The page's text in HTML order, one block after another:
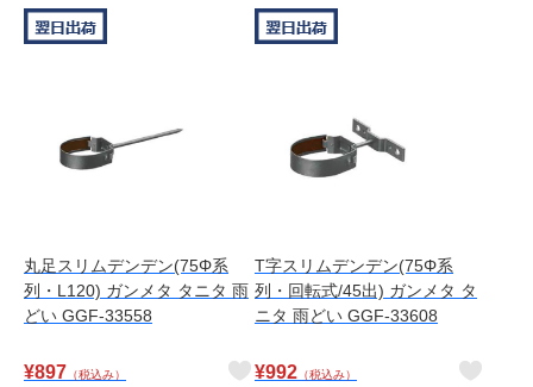
丸足スリムデンデン(75Φ系
列・L120) ガンメタ タニタ 雨
どい GGF-33558
¥897 （税込み）
T字スリムデンデン(75Φ系
列・回転式/45出) ガンメタ タ
ニタ 雨どい GGF-33608
¥992 （税込み）